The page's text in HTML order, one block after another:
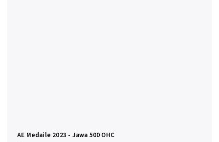
AE Medaile 2023 - Jawa 500 OHC